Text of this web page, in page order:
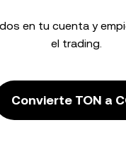
en tu cuenta y
el trading.
Convierte TON a